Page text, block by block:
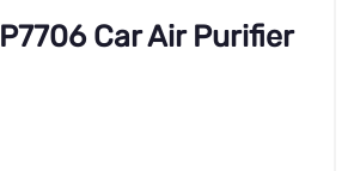
Car Air Purifier